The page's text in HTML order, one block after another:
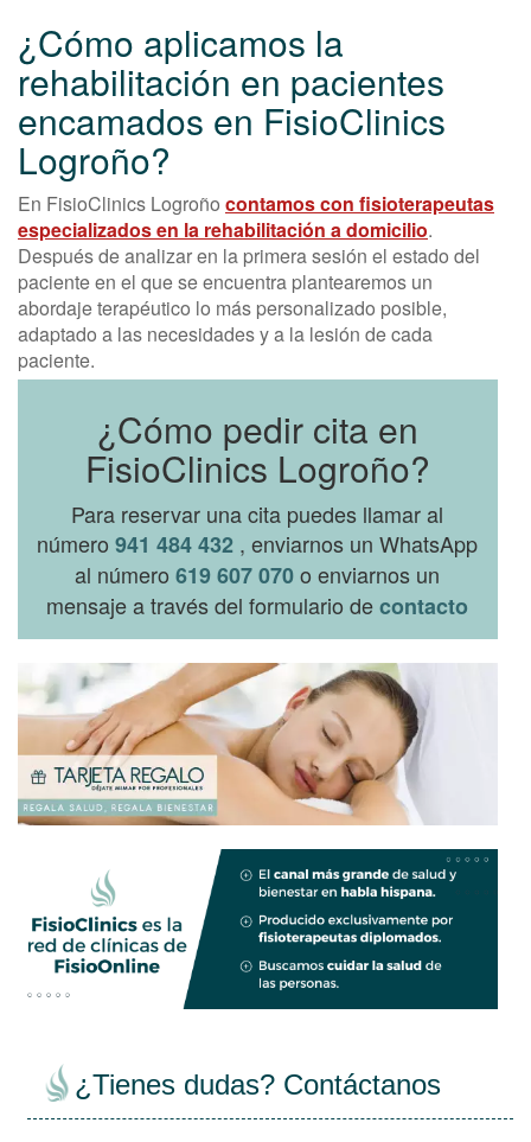
¿Cómo aplicamos la
rehabilitación en pacientes
encamados en FisioClinics
Logroño?
En FisioClinics Logroño contamos con fisioterapeutas
especializados en la rehabilitación a domicilio.
Después de analizar en la primera sesión el estado del
paciente en el que se encuentra plantearemos un
abordaje terapéutico lo más personalizado posible,
adaptado a las necesidades y a la lesión de cada
paciente.
¿Cómo pedir cita en
FisioClinics Logroño?
Para reservar una cita puedes llamar al
número941 484 432 , enviarnos un WhatsApp
al número619 607 070o enviarnos un
mensaje a través del formulario decontacto
empty ¿Tienes dudas? Contáctanos